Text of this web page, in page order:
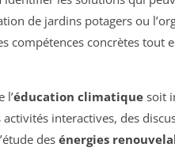
de jardins potagers ou
compétences concrètes tout
l’éducation climatique soit
interactives, des
des énergies